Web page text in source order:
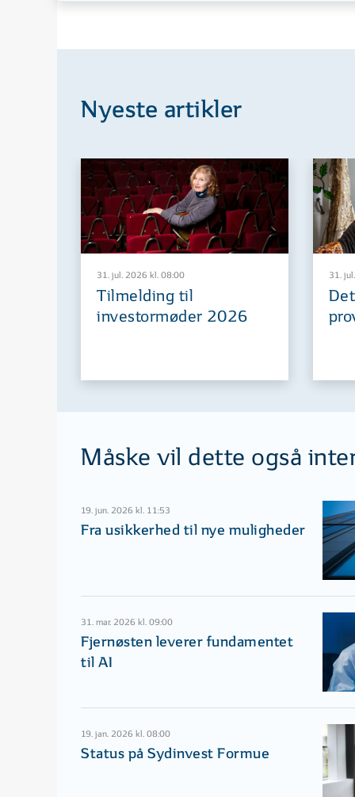
Nyeste artikler
31. jul. 2026 kl. 08:00
Tilmelding til
investormøder 2026
31.
Måske vil dette også
19. jun. 2026 kl. 11:53
Fra usikkerhed til nye muligheder
31. mar. 2026 kl. 09:00
Fjernøsten leverer fundamentet
til AI
19. jan. 2026 kl. 08:00
Status på Sydinvest Formue